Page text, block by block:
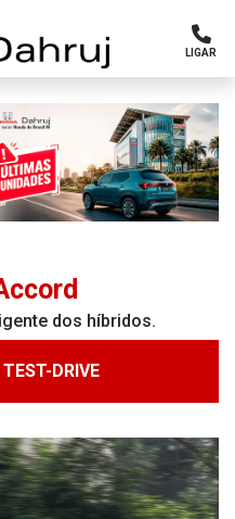
LIGAR
dos híbridos.
DRIVE